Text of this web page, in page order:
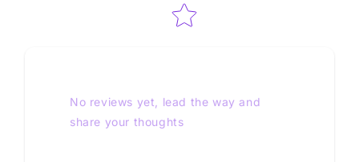
No reviews yet, lead the way and
share your thoughts